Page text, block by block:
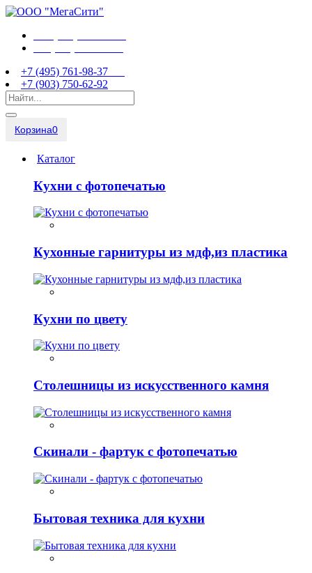
+7 (495) 761-98-37
+7 (903) 750-62-92
Корзина0
Каталог
Кухни с фотопечатью
Кухонные гарнитуры из мдф,из пластика
Кухни по цвету
Столешницы из искусственного камня
Скинали - фартук с фотопечатью
Бытовая техника для кухни